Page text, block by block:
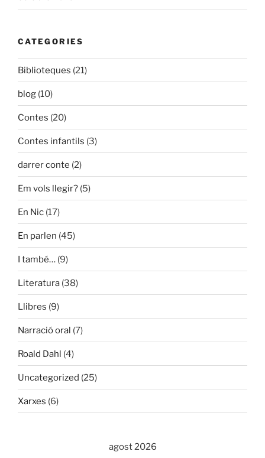
CATEGORIES
Biblioteques (21)
blog (10)
Contes (20)
Contes infantils (3)
darrer conte (2)
Em vols llegir? (5)
En Nic (17)
En parlen (45)
I també… (9)
Literatura (38)
Llibres (9)
Narració oral (7)
Roald Dahl (4)
Uncategorized (25)
Xarxes (6)
agost 2026